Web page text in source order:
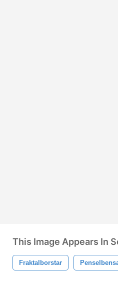
This Image Appears In
Fraktalborstar